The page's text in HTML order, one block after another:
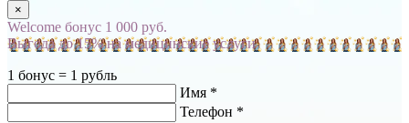
×
Welcome бонус 1 000 руб.
Выгода до 15% на медицинские услуги
1 бонус = 1 рубль
Имя *
Телефон *